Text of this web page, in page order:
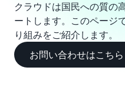
クラウドは国民への質の
ートします。このページ
り組みをご紹介します。
お問い合わせはこち